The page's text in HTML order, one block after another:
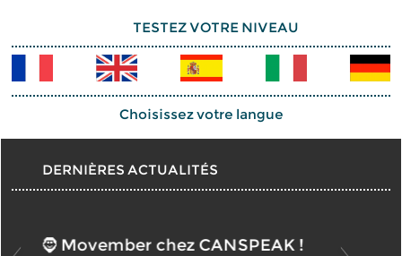
TESTEZ VOTRE NIVEAU
Choisissez votre langue
DERNIÈRES ACTUALITÉS
🧔 Movember chez CANSPEAK !